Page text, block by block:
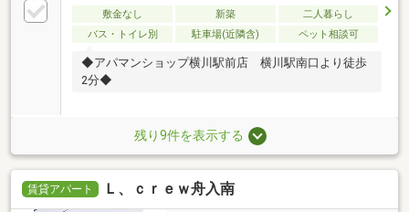
敷金なし 新築
二人暮らし
バス・トイレ別
駐車場(近隣含) ペット相談可
◆アパマンショップ横川駅前店 横川駅南口より徒歩
2分◆
残り9件を表示する
賃貸アパート Ｌ、ｃｒｅｗ舟入南